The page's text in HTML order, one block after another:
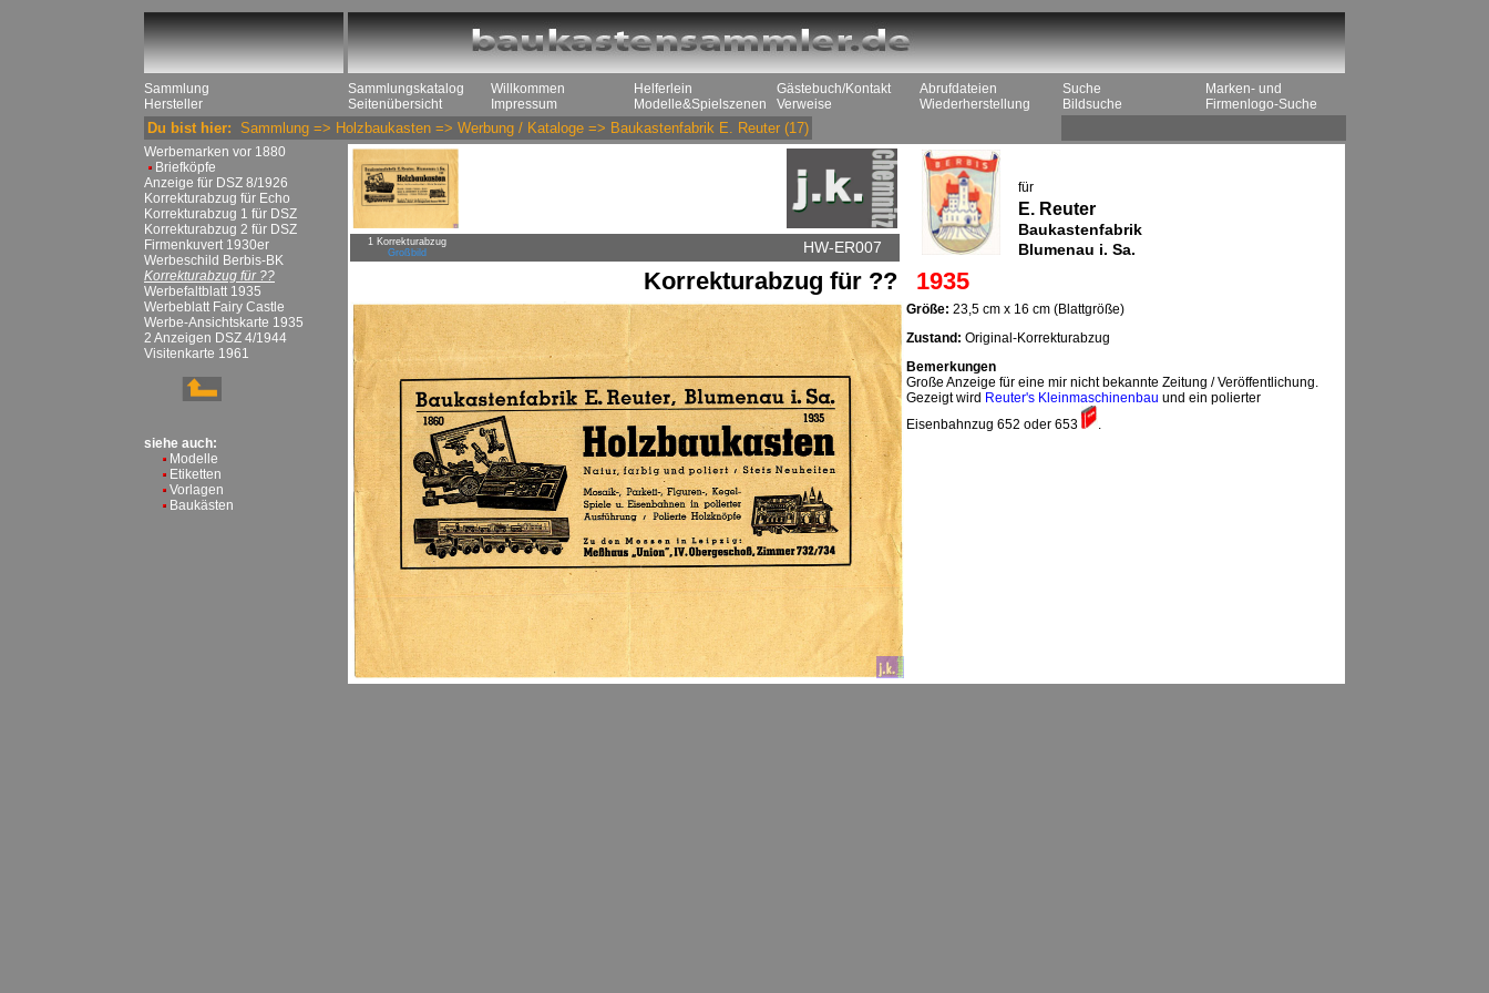
Sammlung
Hersteller
Sammlungskatalog
Seitenübersicht
Willkommen
Impressum
Helferlein
Modelle&Spielszenen
Gästebuch/Kontakt
Verweise
Abrufdateien
Wiederherstellung
Suche
Bildsuche
Marken- und
Firmenlogo-Suche
Du bist hier: Sammlung => Holzbaukasten => Werbung / Kataloge => Baukastenfabrik E. Reuter (17)
Werbemarken vor 1880
Briefköpfe
Anzeige für DSZ 8/1926
Korrekturabzug für Echo
Korrekturabzug 1 für DSZ
Korrekturabzug 2 für DSZ
Firmenkuvert 1930er
Werbeschild Berbis-BK
Korrekturabzug für ??
Werbefaltblatt 1935
Werbeblatt Fairy Castle
Werbe-Ansichtskarte 1935
2 Anzeigen DSZ 4/1944
Visitenkarte 1961
siehe auch:
Modelle
Etiketten
Vorlagen
Baukästen
1 Korrekturabzug
Großbild
HW-ER007
für
E. Reuter
Baukastenfabrik
Blumenau i. Sa.
Korrekturabzug für ?? 1935
Größe: 23,5 cm x 16 cm (Blattgröße)
Zustand: Original-Korrekturabzug
Bemerkungen
Große Anzeige für eine mir nicht bekannte Zeitung / Veröffentlichung.
Gezeigt wird Reuter's Kleinmaschinenbau und ein polierter
Eisenbahnzug 652 oder 653
.